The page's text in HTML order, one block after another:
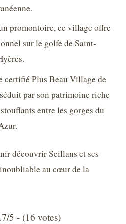
promontoire, ce village offre
sur le golfe de Saint-
certifié Plus Beau Village de
par son patrimoine riche
entre les gorges du
découvrir Seillans et ses
au cœur de la
5 - (16 votes)